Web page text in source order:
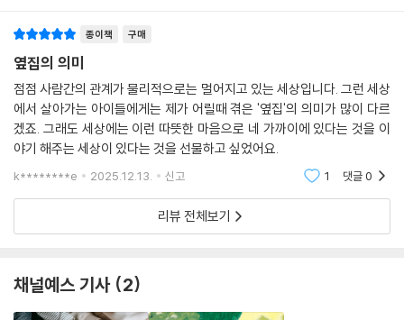
살아〉로 그림책을 만들 계획이었다. 하지만 시 그림책을 만들려고 보니 상
에 실린 〈함께, 오를 수 있는 만큼〉이라는 에세이로 다시 시작해 보기로 했
다. 처음부터 한 뿌리에서 나온 듯한 이야기였기에, 에세이로 접근하니 그
림 작가 역시 〈나 너희 옆집 살아〉의 세계로 들어가기가 어렵지 않았고, 어
린이부터 좀 더 보편적인 독자에게 가 닿기에도 쉬워졌다.
함께 오른 ‘우리들의 정상’
태어나면서부터 희귀 난치 질환을 가진 시인은 하고 싶은 게 많았지만 할
이야기를 했는데 그 친구는 그걸 잊지 않고 있었다. 어른이 되어 의료인이
된 그 친구는 친구들을 모아 성 시인을 설득했다. 혼자서 오르지 못하는 산
종이책 구매
옆집의 의미
점점 사람간의 관계가 물리적으로는 멀어지고 있는 세상입니다. 그런 세상
에서 살아가는 아이들에게는 제가 어릴때 겪은 '옆집'의 의미가 많이 다르
겠죠. 그래도 세상에는 이런 따뜻한 마음으로 네 가까이에 있다는 것을 이
야기 해주는 세상이 있다는 것을 선물하고 싶었어요.
k********e 2025.12.13. 신고 1 댓글0
리뷰 전체보기
채널예스 기사 2